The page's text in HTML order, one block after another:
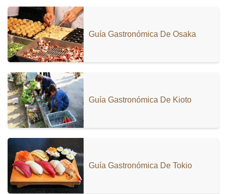
Guía Gastronómica De Osaka
Guía Gastronómica De Kioto
Guía Gastronómica De Tokio